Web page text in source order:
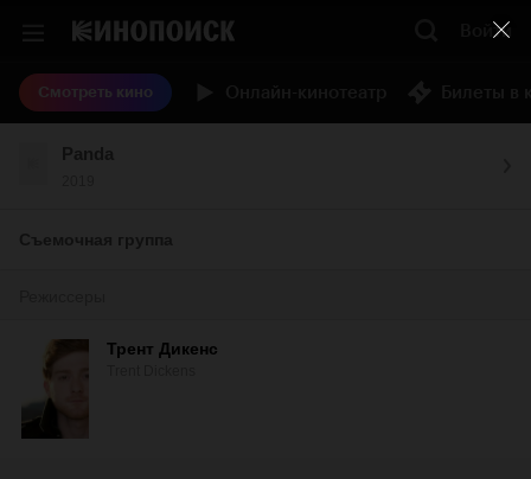
Войти
Смотреть кино
Трент Дикенс